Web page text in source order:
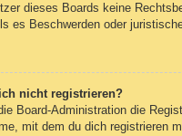
dieses Boards keine
es Beschwerden oder
nicht registrieren?
Board-Administration die
mit dem du dich registrieren